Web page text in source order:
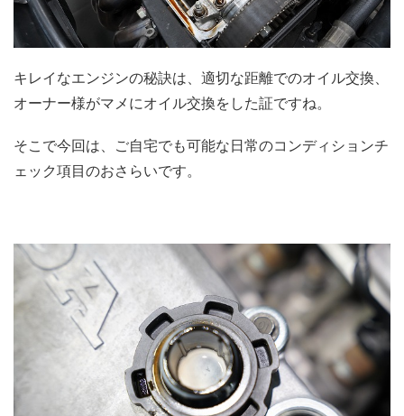
キレイなエンジンの秘訣は、適切な距離でのオイル交換、
オーナー様がマメにオイル交換をした証ですね。
そこで今回は、ご自宅でも可能な日常のコンディションチ
ェック項目のおさらいです。